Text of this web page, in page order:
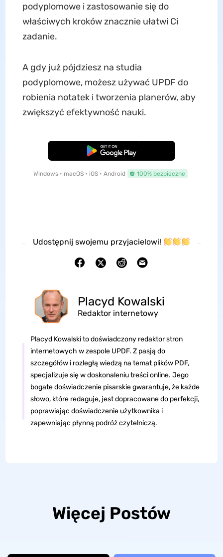
podyplomowe i zastosowanie się do
właściwych kroków znacznie ułatwi Ci
zadanie.
A gdy już pójdziesz na studia
podyplomowe, możesz używać UPDF do
robienia notatek i tworzenia planerów, aby
zwiększyć efektywność nauki.
Pobierz za darmo
Windows • macOS • iOS • Android 100% bezpieczne
Udostępnij swojemu przyjacielowi!
Placyd Kowalski
Redaktor internetowy
Placyd Kowalski to doświadczony redaktor stron
internetowych w zespole UPDF. Z pasją do
szczegółów i rozległą wiedzą na temat plików PDF,
specjalizuje się w doskonaleniu treści online. Jego
bogate doświadczenie pisarskie gwarantuje, że każde
słowo, które redaguje, jest dopracowane do perfekcji,
poprawiając doświadczenie użytkownika i
zapewniając płynną podróż czytelniczą.
Więcej Postów